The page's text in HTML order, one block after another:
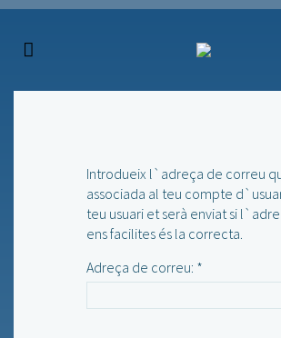
Introdueix l`adreça de correu
associada al teu compte
teu usuari et serà enviat si
ens facilites és la correcta.
Adreça de correu: *